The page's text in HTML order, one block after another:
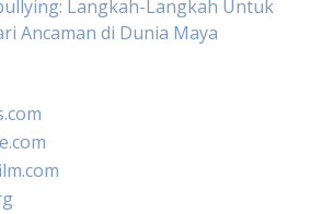
Langkah-Langkah Untuk
Ancaman di Dunia Maya